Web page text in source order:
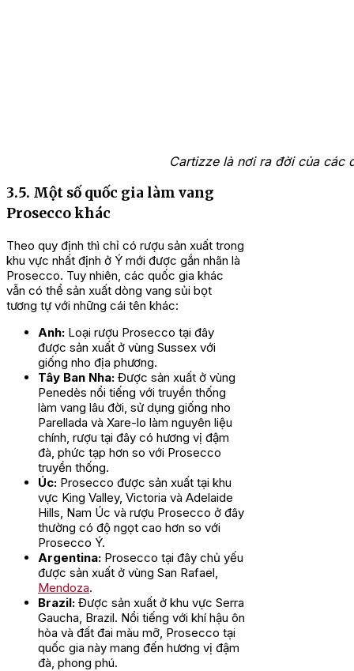
Cartizze là nơi ra đời của các
3.5. Một số quốc gia làm vang
Prosecco khác
Theo quy định thì chỉ có rượu sản xuất trong
khu vực nhất định ở Ý mới được gắn nhãn là
Prosecco. Tuy nhiên, các quốc gia khác
vẫn có thể sản xuất dòng vang sủi bọt
tương tự với những cái tên khác:
Anh: Loại rượu Prosecco tại đây
được sản xuất ở vùng Sussex với
giống nho địa phương.
Tây Ban Nha: Được sản xuất ở vùng
Penedès nổi tiếng với truyền thống
làm vang lâu đời, sử dụng giống nho
Parellada và Xare-lo làm nguyên liệu
chính, rượu tại đây có hương vị đậm
đà, phức tạp hơn so với Prosecco
truyền thống.
Úc: Prosecco được sản xuất tại khu
vực King Valley, Victoria và Adelaide
Hills, Nam Úc và rượu Prosecco ở đây
thường có độ ngọt cao hơn so với
Prosecco Ý.
Argentina: Prosecco tại đây chủ yếu
được sản xuất ở vùng San Rafael,
Mendoza.
Brazil: Được sản xuất ở khu vực Serra
Gaucha, Brazil. Nổi tiếng với khí hậu ôn
hòa và đất đai màu mỡ, Prosecco tại
quốc gia này mang đến hương vị đậm
đà, phong phú.